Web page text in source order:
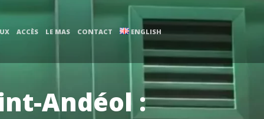
ACCÈS LE MAS CONTACT ENGLISH
Andéol :